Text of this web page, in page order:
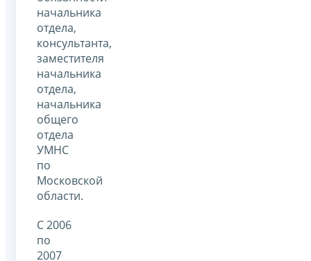
начальника
отдела,
консультанта,
заместителя
начальника
отдела,
начальника
общего
отдела
УМНС
по
Московской
области.
С 2006
по
2007